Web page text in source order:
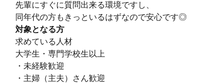
先輩にすぐに質問出来る環境ですし、
同年代の方もきっといるはずなので安心です◎
対象となる方
求めている人材
大学生・専門学校生以上
・未経験歓迎
・主婦（主夫）さん歓迎